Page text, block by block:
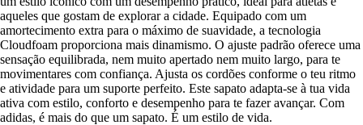
aqueles que gostam de explorar a cidade. Equipado com um
amortecimento extra para o máximo de suavidade, a tecnologia
Cloudfoam proporciona mais dinamismo. O ajuste padrão oferece uma
sensação equilibrada, nem muito apertado nem muito largo, para te
movimentares com confiança. Ajusta os cordões conforme o teu ritmo
e atividade para um suporte perfeito. Este sapato adapta-se à tua vida
ativa com estilo, conforto e desempenho para te fazer avançar. Com
adidas, é mais do que um sapato. É um estilo de vida.